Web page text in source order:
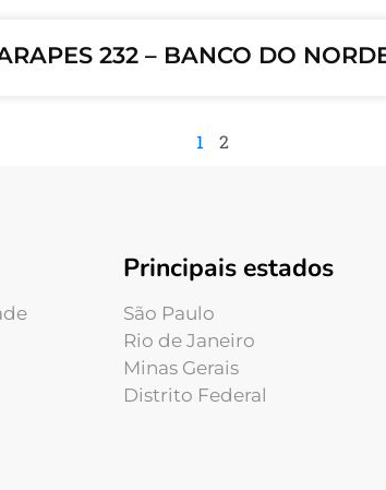
232 – BANCO DO
1 2
Principais estados
São Paulo
Rio de Janeiro
Minas Gerais
Distrito Federal